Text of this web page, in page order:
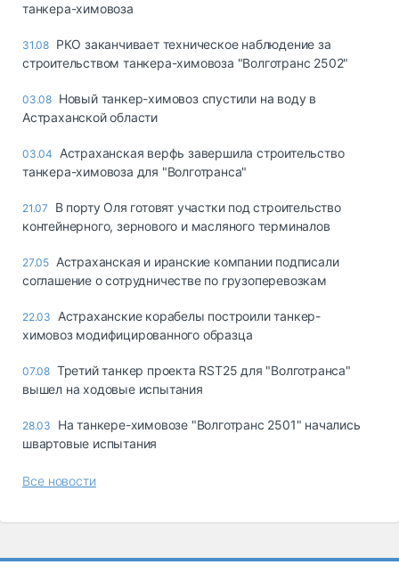
Склады и
грузовые
Коммерческий
транспорт
Спецтехника
запчасти, шины
танкера-химовоза
31.08 РКО заканчивает техническое наблюдение за
строительством танкера-химовоза "Волготранс 2502"
03.08 Новый танкер-химовоз спустили на воду в
Астраханской области
03.04
Астраханская верфь завершила строительство
танкера-химовоза для "Волготранса"
21.07
В порту Оля готовят участки под строительство
контейнерного, зернового и масляного терминалов
27.05 Астраханская и иранские компании подписали
соглашение о сотрудничестве по грузоперевозкам
22.03
Астраханские корабелы построили танкер-
химовоз модифицированного образца
07.08 Третий танкер проекта RST25 для "Волготранса"
вышел на ходовые испытания
28.03
На танкере-химовозе "Волготранс 2501" начались
швартовые испытания
Все новости